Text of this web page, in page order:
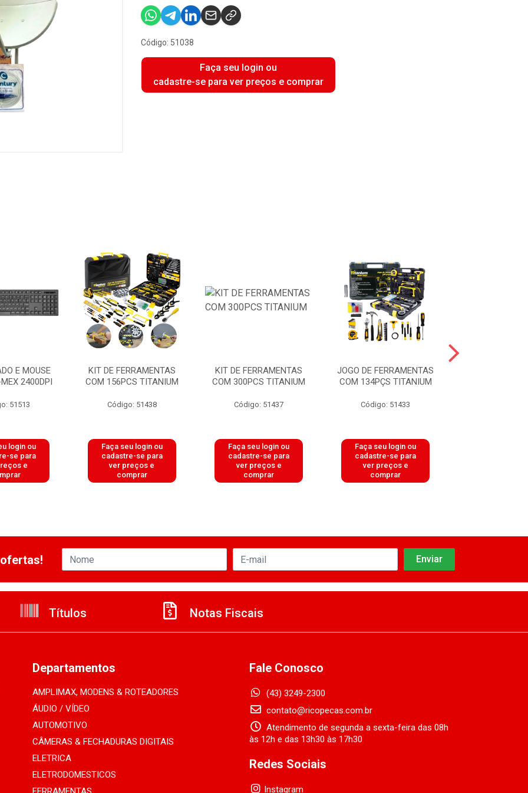
Código: 51038
Faça seu login ou
cadastre-se para ver preços e comprar
E MOUSE
2400DPI
51513
login ou
se para
e
KIT DE FERRAMENTAS
COM 156PCS TITANIUM
Código: 51438
Faça seu login ou
cadastre-se para
ver preços e
comprar
KIT DE FERRAMENTAS
COM 300PCS TITANIUM
Código: 51437
Faça seu login ou
cadastre-se para
ver preços e
comprar
JOGO DE FERRAMENTAS
COM 134PÇS TITANIUM
Código: 51433
Faça seu login ou
cadastre-se para
ver preços e
comprar
Títulos Notas Fiscais
Departamentos
AMPLIMAX, MODENS & ROTEADORES
ÁUDIO / VÍDEO
AUTOMOTIVO
CÂMERAS & FECHADURAS DIGITAIS
ELETRICA
ELETRODOMESTICOS
Fale Conosco
(43) 3249-2300
contato@ricopecas.com.br
Atendimento de segunda a sexta-feira das 08h
às 12h e das 13h30 às 17h30
Redes Sociais
Instagram